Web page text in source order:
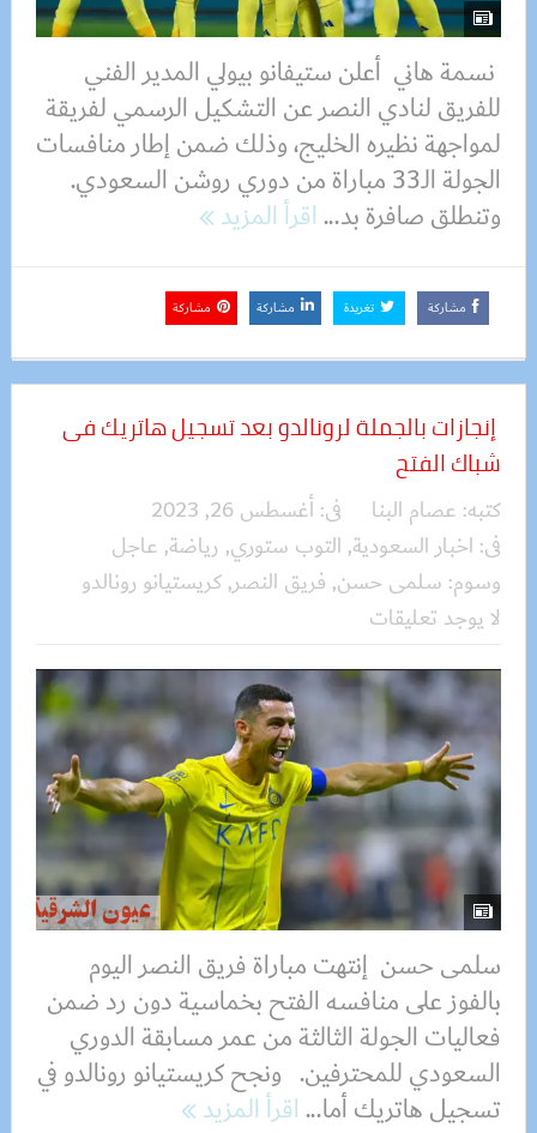
نسمة هاني أعلن ستيفانو بيولي المدير الفني
للفريق لنادي النصر عن التشكيل الرسمي لفريقة
لمواجهة نظيره الخليج، وذلك ضمن إطار منافسات
الجولة الـ33 مباراة من دوري روشن السعودي.
وتنطلق صافرة بد...اقرأ المزيد
مشاركة تغريدة مشاركة مشاركة
إنجازات بالجملة لرونالدو بعد تسجيل هاتريك فى
شباك الفتح
كتبه: عصام البنا فى:أغسطس 26, 2023
فى: اخبار السعودية, التوب ستوري, رياضة, عاجل
وسوم: سلمى حسن, فريق النصر,كريستيانو رونالدو
لا يوجد تعليقات
سلمى حسن إنتهت مباراة فريق النصر اليوم
بالفوز على منافسه الفتح بخماسية دون رد ضمن
فعاليات الجولة الثالثة من عمر مسابقة الدوري
السعودي للمحترفين. ونجح كريستيانو رونالدو في
تسجيل هاتريك أما...اقرأ المزيد